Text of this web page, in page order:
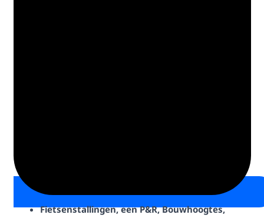
Fietsenstallingen, een P&R, Bouwhoogtes,